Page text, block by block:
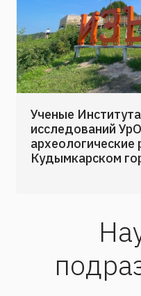
Ученые
исследований
археологические
Кудымкарском